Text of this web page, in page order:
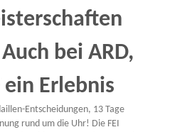
bei ARD,
ein Erlebnis
Entscheidungen, 13 Tage
rund um die Uhr! Die FEI